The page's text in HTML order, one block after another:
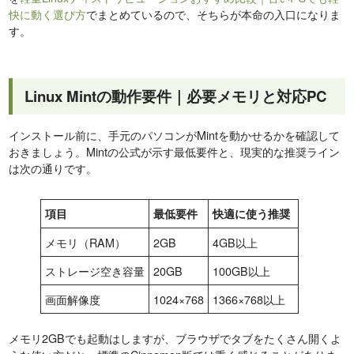
快に動く選び方でまとめているので、そちらが本命の入口になりま
す。
Linux Mintの動作要件｜必要メモリと対応PC
インストール前に、手元のパソコンがMintを動かせるかを確認して
おきましょう。Mintの公式が示す最低要件と、現実的な推奨ライン
は次の通りです。
項目 最低要件 快適に使う推奨
メモリ（RAM） 2GB
4GB以上
ストレージ空き容量 20GB
100GB以上
画面解像度
1024×768 1366×768以上
メモリ2GBでも起動はしますが、ブラウザでタブをたくさん開くよ